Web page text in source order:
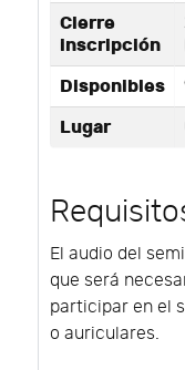
Cierre
inscripción
Disponibles
Lugar
El audio del
que será
participar en el
o auriculares.